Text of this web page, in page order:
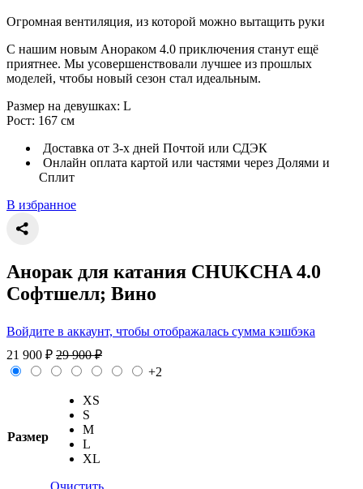
Огромная вентиляция, из которой можно вытащить руки
С нашим новым Анораком 4.0 приключения станут ещё
приятнее. Мы усовершенствовали лучшее из прошлых
моделей, чтобы новый сезон стал идеальным.
Размер на девушках: L
Рост: 167 см
Доставка от 3-х дней Почтой или СДЭК
Онлайн оплата картой или частями через Долями и
Сплит
В избранное
Анорак для катания CHUKCHA 4.0
Софтшелл; Вино
Войдите в аккаунт, чтобы отображалась сумма кэшбэка
21 900 ₽ 29 900₽
+2
Размер
XS
S
M
L
XL
Очистить